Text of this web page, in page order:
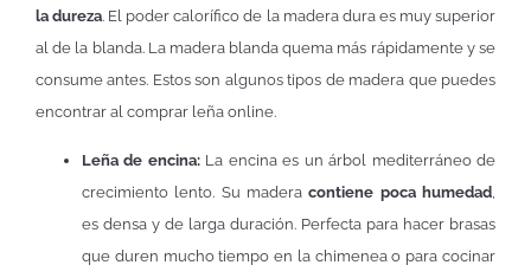
la dureza. El poder calorífico de la madera dura es muy superior
al de la blanda. La madera blanda quema más rápidamente y se
consume antes. Estos son algunos tipos de madera que puedes
encontrar al comprar leña online.
Leña de encina: La encina es un árbol mediterráneo de
crecimiento lento. Su maderacontiene poca humedad,
es densa y de larga duración. Perfecta para hacer brasas
que duren mucho tiempo en la chimenea o para cocinar